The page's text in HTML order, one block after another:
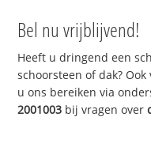
Bel nu vrijblijvend!
Heeft u dringend een
schoorsteen of dak?
u ons bereiken via
2001003 bij vragen over